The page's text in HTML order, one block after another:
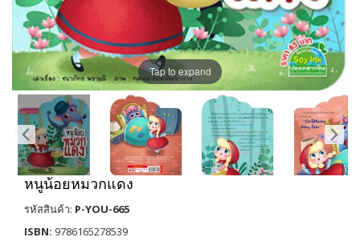
Tap to expand
หนูน้อยหมวกแดง
รหัสสินค้า: P-YOU-665
ISBN: 9786165278539